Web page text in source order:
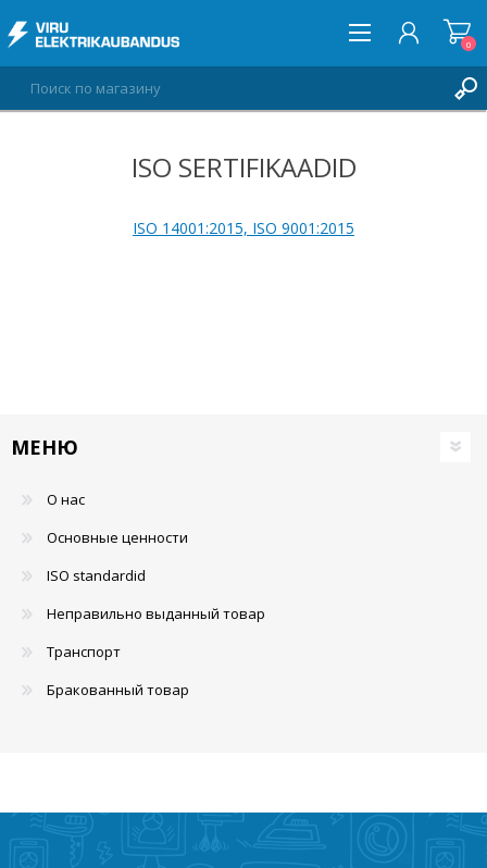
0
ISO SERTIFIKAADID
ISO 14001:2015, ISO 9001:2015
МЕНЮ
О нас
Основные ценности
ISO standardid
Неправильно выданный товар
Транспорт
Бракованный товар